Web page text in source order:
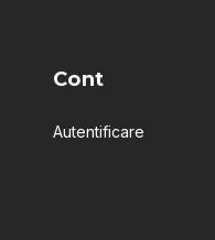
Cont
Autentificare